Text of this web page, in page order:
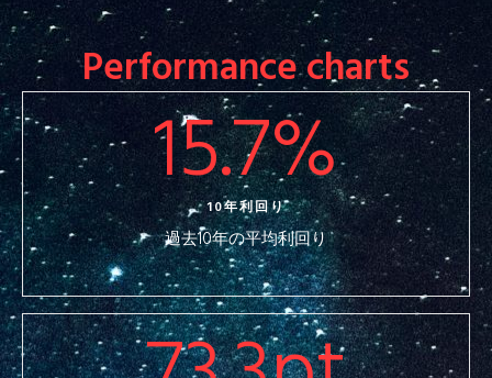
Performance charts
15.7%
10年利回り
過去10年の平均利回り